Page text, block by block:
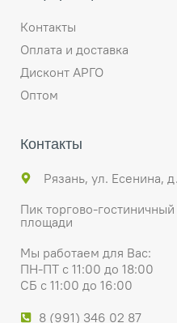
Контакты
Оплата и доставка
Дисконт АРГО
Оптом
Контакты
Рязань, ул. Есенина,
Пик торгово-
площади
Мы работаем для Вас:
ПН-ПТ с 11:00 до 18:00
СБ с 11:00 до 16:00
8 (991) 346 02 87